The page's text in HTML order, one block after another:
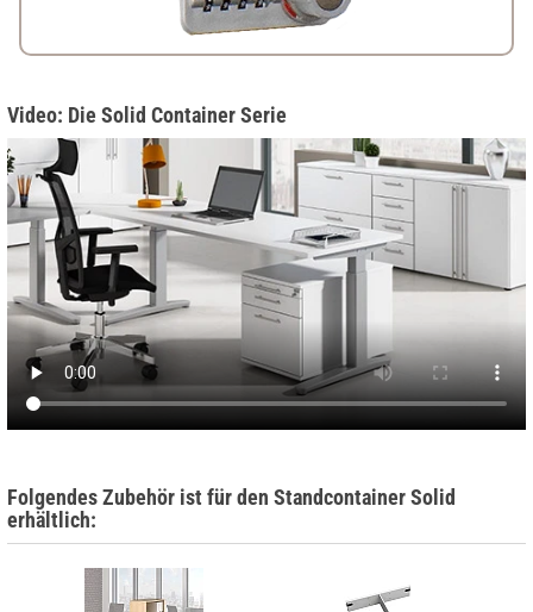
Video: Die Solid Container Serie
Folgendes Zubehör ist für den Standcontainer Solid
erhältlich: